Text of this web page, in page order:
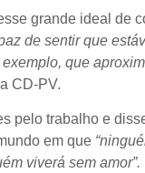
grande ideal de
de sentir que
que
CD-PV.
pelo trabalho e
em que
viverá sem amor”.